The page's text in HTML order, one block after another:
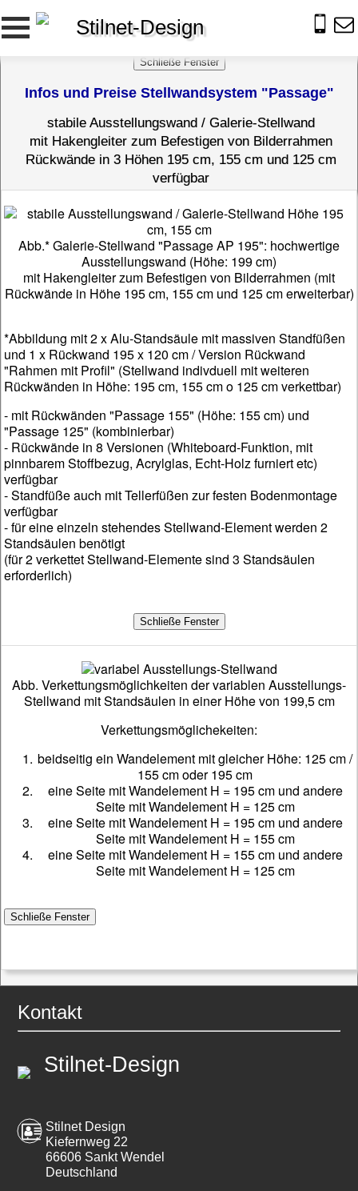
Stilnet-Design
Infos und Preise Stellwandsystem "Passage"
stabile Ausstellungswand / Galerie-Stellwand
mit Hakengleiter zum Befestigen von Bilderrahmen
Rückwände in 3 Höhen 195 cm, 155 cm und 125 cm
verfügbar
Abb.* Galerie-Stellwand "Passage AP 195": hochwertige
Ausstellungswand (Höhe: 199 cm)
mit Hakengleiter zum Befestigen von Bilderrahmen (mit
Rückwände in Höhe 195 cm, 155 cm und 125 cm erweiterbar)
*Abbildung mit 2 x Alu-Standsäule mit massiven Standfüßen
und 1 x Rückwand 195 x 120 cm / Version Rückwand
"Rahmen mit Profil" (Stellwand indivduell mit weiteren
Rückwänden in Höhe: 195 cm, 155 cm o 125 cm verkettbar)
- mit Rückwänden "Passage 155" (Höhe: 155 cm) und
"Passage 125" (kombinierbar)
- Rückwände in 8 Versionen (Whiteboard-Funktion, mit
pinnbarem Stoffbezug, Acrylglas, Echt-Holz furniert etc)
verfügbar
- Standfüße auch mit Tellerfüßen zur festen Bodenmontage
verfügbar
- für eine einzeln stehendes Stellwand-Element werden 2
Standsäulen benötigt
(für 2 verkettet Stellwand-Elemente sind 3 Standsäulen
erforderlich)
Abb. Verkettungsmöglichkeiten der variablen Ausstellungs-
Stellwand mit Standsäulen in einer Höhe von 199,5 cm
Verkettungsmöglichekeiten:
beidseitig ein Wandelement mit gleicher Höhe: 125 cm /
155 cm oder 195 cm
eine Seite mit Wandelement H = 195 cm und andere
Seite mit Wandelement H = 125 cm
eine Seite mit Wandelement H = 195 cm und andere
Seite mit Wandelement H = 155 cm
eine Seite mit Wandelement H = 155 cm und andere
Seite mit Wandelement H = 125 cm
Kontakt
Stilnet-Design
Stilnet Design
Kiefernweg 22
66606 Sankt Wendel
Deutschland